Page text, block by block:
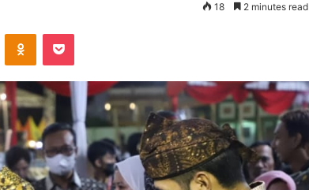
18 2 minutes read